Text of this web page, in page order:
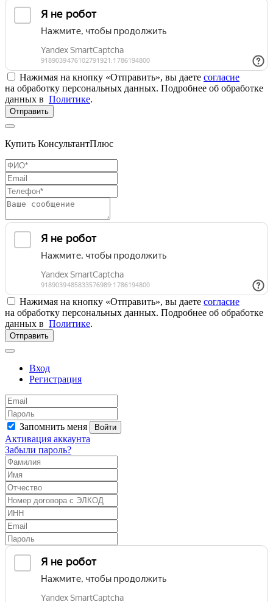
Нажимая на кнопку «Отправить», вы даете согласие
на обработку персональных данных. Подробнее об обработке
данных в Политике.
Отправить
Купить КонсультантПлюс
Нажимая на кнопку «Отправить», вы даете согласие
на обработку персональных данных. Подробнее об обработке
данных в Политике.
Отправить
Вход
Регистрация
Запомнить меня Войти
Активация аккаунта
Забыли пароль?